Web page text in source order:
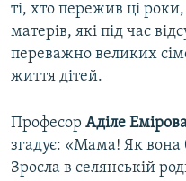
ті, хто пережив ці
матерів, які під час
переважно великих
життя дітей.
Професор Аділе
згадує: «Мама! Як вона
Зросла в селянській